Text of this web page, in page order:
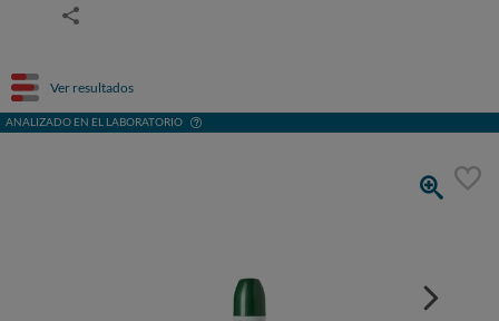
Ver resultados
ANALIZADO EN EL LABORATORIO